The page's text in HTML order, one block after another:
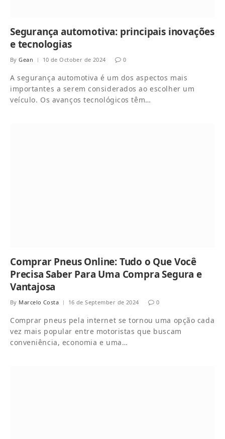
Segurança automotiva: principais inovações
e tecnologias
By Gean 10 de October de 2024 0
A segurança automotiva é um dos aspectos mais
importantes a serem considerados ao escolher um
veículo. Os avanços tecnológicos têm…
Comprar Pneus Online: Tudo o Que Você
Precisa Saber Para Uma Compra Segura e
Vantajosa
By Marcelo Costa 16 de September de 2024 0
Comprar pneus pela internet se tornou uma opção cada
vez mais popular entre motoristas que buscam
conveniência, economia e uma…